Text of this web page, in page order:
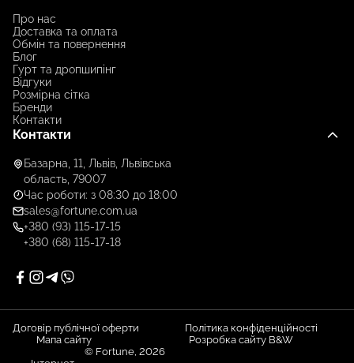
Про нас
Доставка та оплата
Обмін та повернення
Блог
Гурт та дропшипінг
Відгуки
Розмірна сітка
Бренди
Контакти
Контакти
Базарна, 11, Львів, Львівська
область, 79007
Час роботи: з 08:30 до 18:00
sales@fortune.com.ua
+380 (93) 115-17-15
+380 (68) 115-17-18
Договір публічної оферти
Політика конфіденційності
Мапа сайту
Розробка сайту B&W
© Fortune, 2026